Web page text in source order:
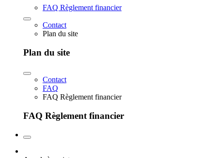
FAQ Règlement financier
Contact
Plan du site
Plan du site
Contact
FAQ
FAQ Règlement financier
FAQ Règlement financier